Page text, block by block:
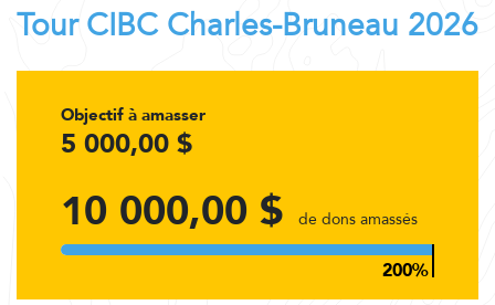
Tour CIBC Charles-Bruneau 2026
Objectif à amasser
5 000,00 $
10 000,00 $ de dons amassés